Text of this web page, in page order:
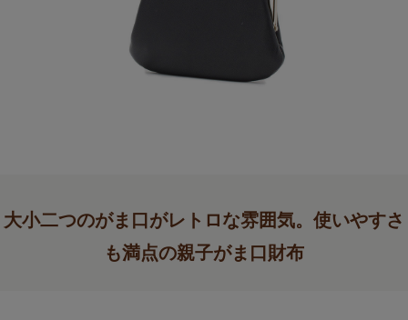
大小二つのがま口がレトロな雰囲気。使いやすさ
も満点の親子がま口財布